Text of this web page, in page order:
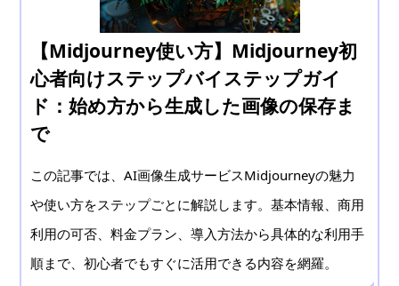
【Midjourney使い方】Midjourney初
心者向けステップバイステップガイ
ド：始め方から生成した画像の保存ま
で
この記事では、AI画像生成サービスMidjourneyの魅力
や使い方をステップごとに解説します。基本情報、商用
利用の可否、料金プラン、導入方法から具体的な利用手
順まで、初心者でもすぐに活用できる内容を網羅。